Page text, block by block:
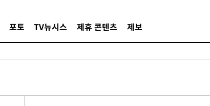
포토 TV뉴시스 제휴 콘텐츠 제보